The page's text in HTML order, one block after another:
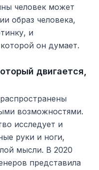
человек может
образ человека,
и
он думает.
двигается,
возможностями.
исследует и
руки и ноги,
мысли. В 2020
представила